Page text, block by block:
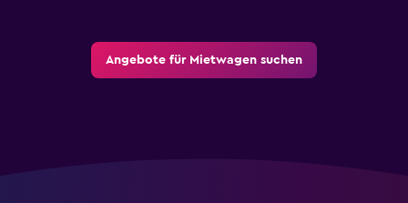
Angebote für Mietwagen suchen